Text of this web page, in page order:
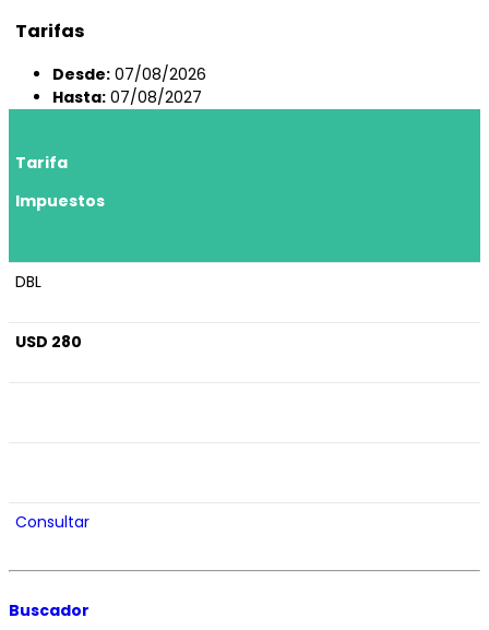
Tarifas
Desde: 07/08/2026
Hasta: 07/08/2027
Tarifa
Impuestos
DBL
USD 280
Consultar
Buscador